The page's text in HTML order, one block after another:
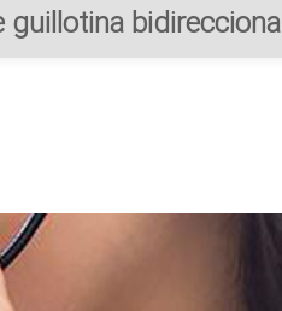
guillotina bidireccional